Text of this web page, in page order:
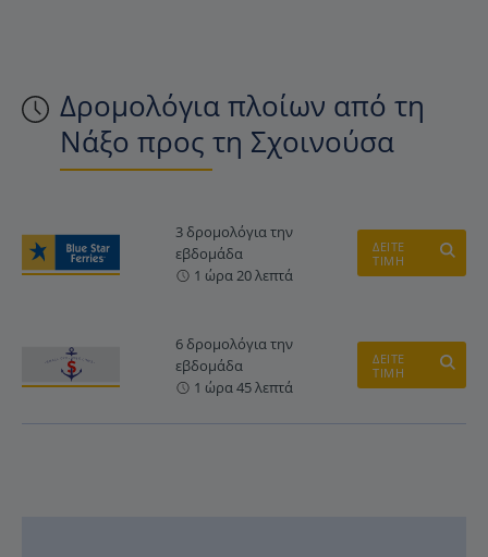
Δρομολόγια πλοίων από τη
Νάξο προς τη Σχοινούσα
3 δρομολόγια την
εβδομάδα
1 ώρα 20 λεπτά
ΔΕΙΤΕ
ΤΙΜΗ
6 δρομολόγια την
εβδομάδα
1 ώρα 45 λεπτά
ΔΕΙΤΕ
ΤΙΜΗ